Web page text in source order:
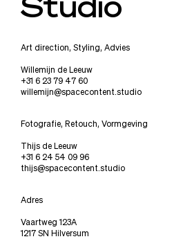
Studio
Art direction, Styling, Advies
Willemijn de Leeuw
+31 6 23 79 47 60
willemijn@spacecontent.studio
Fotografie, Retouch, Vormgeving
Thijs de Leeuw
+31 6 24 54 09 96
thijs@spacecontent.studio
Adres
Vaartweg 123A
1217 SN Hilversum